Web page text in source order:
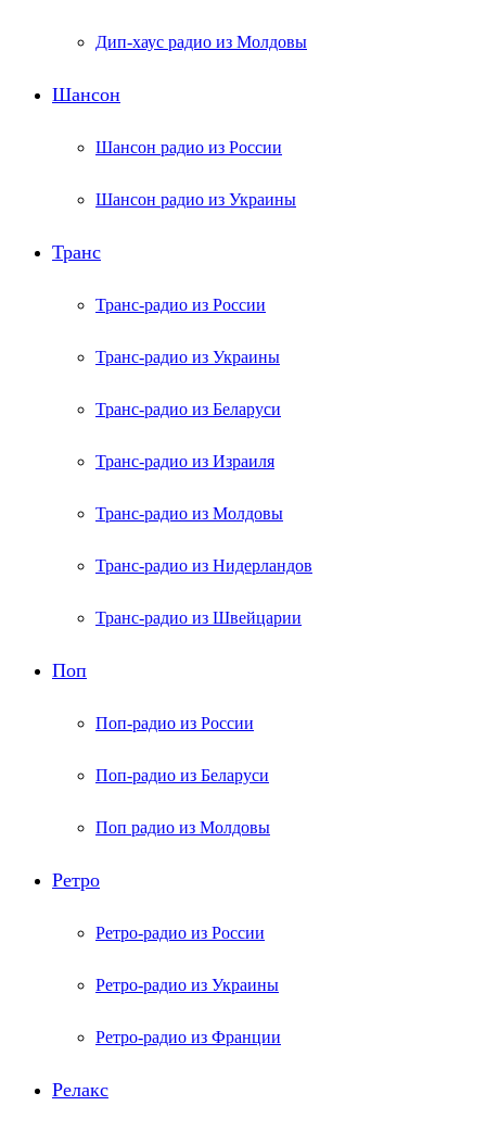
Дип-хаус радио из Молдовы
Шансон
Шансон радио из России
Шансон радио из Украины
Транс
Транс-радио из России
Транс-радио из Украины
Транс-радио из Беларуси
Транс-радио из Израиля
Транс-радио из Молдовы
Транс-радио из Нидерландов
Транс-радио из Швейцарии
Поп
Поп-радио из России
Поп-радио из Беларуси
Поп радио из Молдовы
Ретро
Ретро-радио из России
Ретро-радио из Украины
Ретро-радио из Франции
Релакс